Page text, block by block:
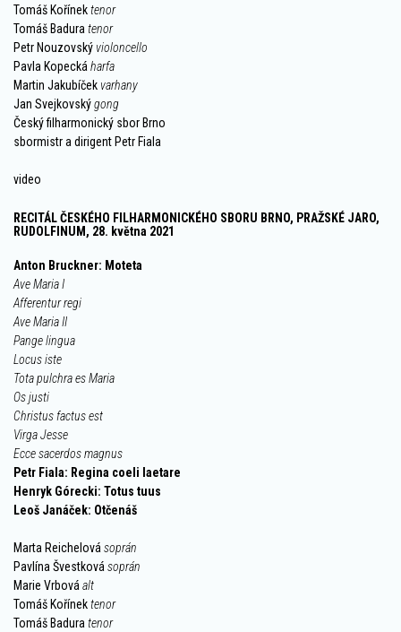
Tomáš Kořínektenor
Tomáš Baduratenor
Petr Nouzovský violoncello
Pavla Kopeckáharfa
Martin Jakubíček varhany
Jan Svejkovskýgong
Český filharmonický sbor Brno
sbormistr a dirigent Petr Fiala
video
RECITÁL ČESKÉHO FILHARMONICKÉHO SBORU BRNO, PRAŽSKÉ JARO,
RUDOLFINUM, 28. května 2021
Anton Bruckner: Moteta
Ave Maria I
Afferentur regi
Ave Maria II
Pange lingua
Locus iste
Tota pulchra es Maria
Os justi
Christus factus est
Virga Jesse
Ecce sacerdos magnus
Petr Fiala: Regina coeli laetare
Henryk Górecki: Totus tuus
Leoš Janáček: Otčenáš
Marta Reichelovásoprán
Pavlína Švestkovásoprán
Marie Vrbováalt
Tomáš Kořínektenor
Tomáš Baduratenor